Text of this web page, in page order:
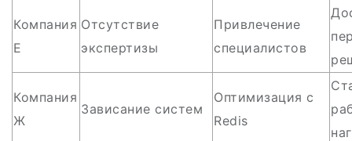
Компания
Е
Отсутствие
экспертизы
Привлечение
специалистов
Компания
Ж
Зависание систем
Оптимизация с
Redis